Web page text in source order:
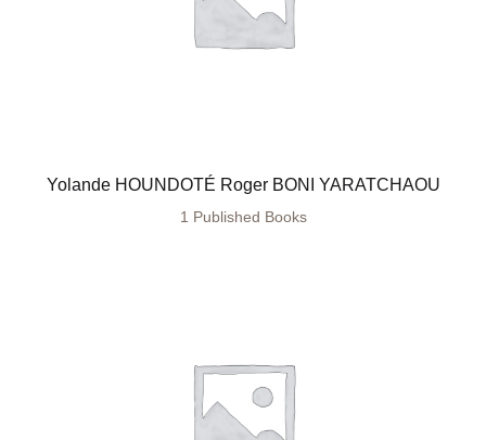
Yolande HOUNDOTÉ Roger BONI YARATCHAOU
1 Published Books